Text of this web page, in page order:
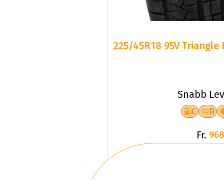
225/45R18 95V Triangle
Snabb
C D
Fr.